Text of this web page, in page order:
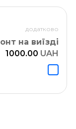
додатково
на виїзді
1000.00 UAH